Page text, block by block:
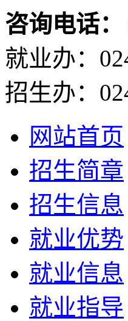
咨询电话：
就业办：
招生办：
网站首页
招生简章
招生信息
就业优势
就业信息
就业指导